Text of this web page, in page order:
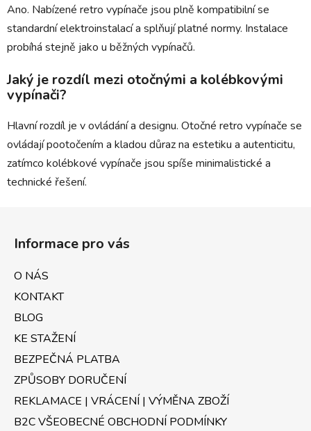
Ano. Nabízené retro vypínače jsou plně kompatibilní se
standardní elektroinstalací a splňují platné normy. Instalace
probíhá stejně jako u běžných vypínačů.
Jaký je rozdíl mezi otočnými a kolébkovými
vypínači?
Hlavní rozdíl je v ovládání a designu. Otočné retro vypínače se
ovládají pootočením a kladou důraz na estetiku a autenticitu,
zatímco kolébkové vypínače jsou spíše minimalistické a
technické řešení.
Informace pro vás
O NÁS
KONTAKT
BLOG
KE STAŽENÍ
BEZPEČNÁ PLATBA
ZPŮSOBY DORUČENÍ
REKLAMACE | VRÁCENÍ | VÝMĚNA ZBOŽÍ
B2C VŠEOBECNÉ OBCHODNÍ PODMÍNKY